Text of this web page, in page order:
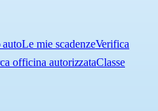
Le mie scadenzeVerifica
officina autorizzataClasse